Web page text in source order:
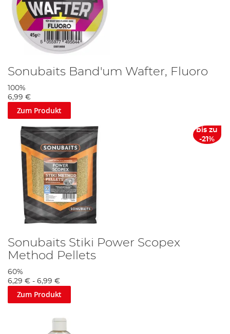
Sonubaits Band'um Wafter, Fluoro
100%
6,99 €
Zum Produkt
bis zu
-21%
Sonubaits Stiki Power Scopex
Method Pellets
60%
6,29 € - 6,99 €
Zum Produkt